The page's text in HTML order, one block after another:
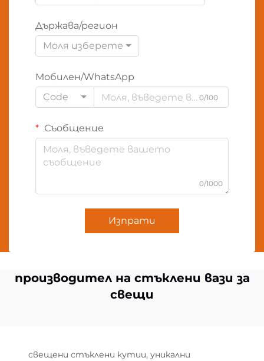
Държава/регион
Моля изберете
Мобилен/WhatsApp
Code
0/100
Съобщение
0/1000
Изпрати
производител на стъклени вази за
свещи
свещени стъклени кутии, уникални